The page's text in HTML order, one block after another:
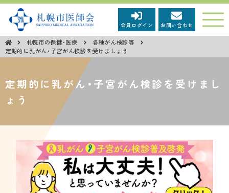
市民の皆さまへ
新型コロナウイルス感染症関連情報
市民広報「健康さっぽろ」
市民向け医学講座
市民向けイベント等
会員ログイン お問い合わせ
札幌市の保健・医療
各種がん検診等
定期的に乳がん・子宮がん検診を受けましょう
定期的に乳がん・子宮がん検診を受けまし
ょう